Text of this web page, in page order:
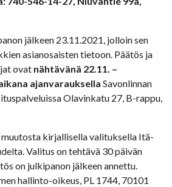
jälkeen 23.11.2021, jolloin sen
asianosaisten tietoon. Päätös ja
ovat nähtävänä 22.11. –
ajanvarauksella Savonlinnan
Olavinkatu 27, B-rappu,
muutosta kirjallisella valituksella Itä-
Valitus on tehtävä 30 päivän
on julkipanon jälkeen annettu.
hallinto-oikeus, PL 1744, 70101